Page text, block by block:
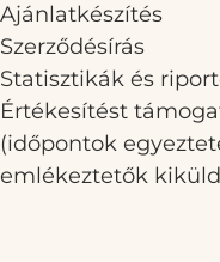
Ajánlatkészítés
Szerződésírás
Statisztikák és
Értékesítést
(időpontok
emlékeztetők